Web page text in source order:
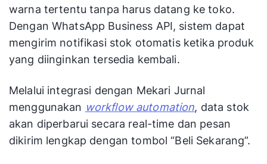
warna tertentu tanpa harus datang ke toko.
Dengan WhatsApp Business API, sistem dapat
mengirim notifikasi stok otomatis ketika produk
yang diinginkan tersedia kembali.
Melalui integrasi dengan Mekari Jurnal
menggunakan workflow automation, data stok
akan diperbarui secara real-time dan pesan
dikirim lengkap dengan tombol “Beli Sekarang”.